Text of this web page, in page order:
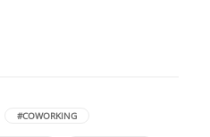
#COWORKING